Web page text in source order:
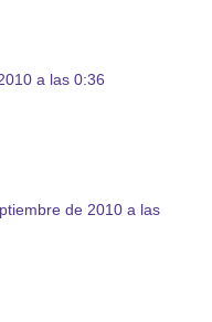
a las 0:36
de 2010 a las